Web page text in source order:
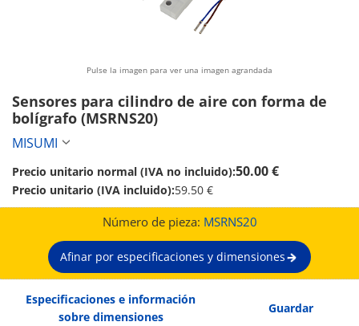
Pulse la imagen para ver una imagen agrandada
Sensores para cilindro de aire con forma de
bolígrafo (MSRNS20)
MISUMI
Precio unitario normal (IVA no incluido):50.00 €
Precio unitario (IVA incluido):59.50 €
Número de pieza: MSRNS20
Afinar por especificaciones y dimensiones
Especificaciones e información
sobre dimensiones
Guardar